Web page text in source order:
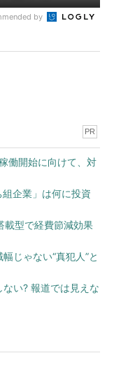
by
PR
働開始に向けて、対
企業」は何に投資
載型で経費節減効果
じゃない“真犯人”と
い? 報道では見えな